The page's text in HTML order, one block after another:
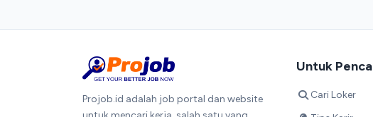
Projob.id adalah job portal dan website
Untuk
Cari Loker